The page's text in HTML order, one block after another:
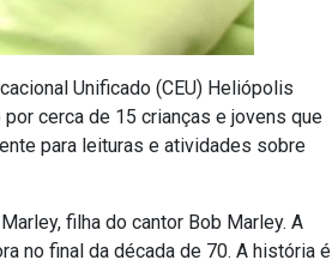
Unificado (CEU) Heliópolis
cerca de 15 crianças e jovens que
para leituras e atividades sobre
filha do cantor Bob Marley. A
no final da década de 70. A história é